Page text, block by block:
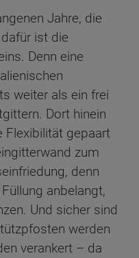
Jahre, die
ist die
Denn eine
weiter als ein frei
Dort hinein
Flexibilität gepaart
zum
denn
anbelangt,
Und sicher sind
werden
verankert – da